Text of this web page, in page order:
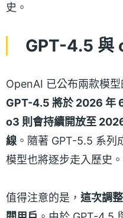
史。
GPT-4.5 與
OpenAI 已公布兩款模
GPT-4.5 將於 2026 年
o3 則會持續開放至
線 。隨著 GPT-5.5 系列
模型也將逐步走入歷史。
值得注意的是， 這次調